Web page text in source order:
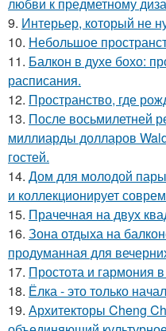
9. Интерьер, который не
10. Небольшое
11. Балкон в духе бохо:
расписания.
12. Пространство, где
13. После восьмилетней
миллиарды долларов
гостей.
14. Дом для молодой
и коллекционирует
15. Прачечная на двух
16. Зона отдыха на
продуманная для
17. Простота и гармония
18. Ёлка - это только
19. Архитекторы Cheng